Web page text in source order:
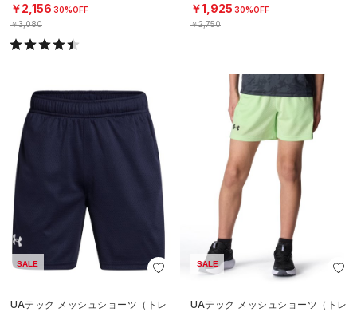
￥2,156 30%OFF
￥3,080
￥1,925 30%OFF
￥2,750
SALE
UAテック メッシュショーツ（トレ
SALE
UAテック メッシュショーツ（トレ